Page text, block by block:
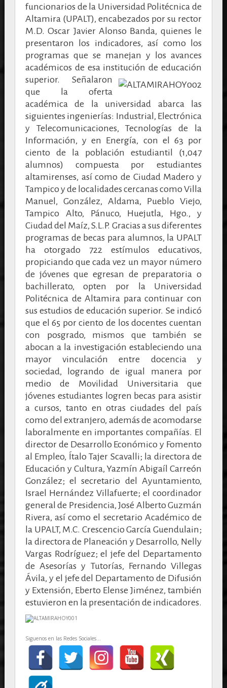
funcionarios de la Universidad Politécnica de
Altamira (UPALT), encabezados por su rector
M.D. Oscar Javier Alonso Banda, quienes le
presentaron los indicadores, así como los
programas que se manejan y los avances
académicos de esa institución de educación
superior.Señalaron
que la oferta
académica de la universidad abarca las
siguientes ingenierías: Industrial, Electrónica
y Telecomunicaciones, Tecnologías de la
Información, y en Energía, con el 63 por
ciento de la población estudiantil (1,047
alumnos) compuesta por estudiantes
altamirenses, así como de Ciudad Madero y
Tampico y de localidades cercanas como Villa
Manuel, González, Aldama, Pueblo Viejo,
Tampico Alto, Pánuco, Huejutla, Hgo., y
Ciudad del Maíz, S.L.P. Gracias a sus diferentes
programas de becas para alumnos, la UPALT
ha otorgado 722 estímulos educativos,
propiciando que cada vez un mayor número
de jóvenes que egresan de preparatoria o
bachillerato, opten por la Universidad
Politécnica de Altamira para continuar con
sus estudios de educación superior. Se indicó
que el 65 por ciento de los docentes cuentan
con posgrado, mismos que también se
abocan a la investigación estableciendo una
mayor vinculación entre docencia y
sociedad, logrando de igual manera por
medio de Movilidad Universitaria que
jóvenes estudiantes logren becas para asistir
a cursos, tanto en otras ciudades del país
como del extranjero, además de acomodarse
laboralmente en importantes compañías. El
director de Desarrollo Económico y Fomento
al Empleo, Ítalo Tajer Scavalli; la directora de
Educación y Cultura, Yazmín Abigaíl Carreón
González; el secretario del Ayuntamiento,
Israel Hernández Villafuerte; el coordinador
general de Presidencia, José Alberto Guzmán
Rivera, así como el secretario Académico de
la UPALT, M.C. Crescencio García Guendulain;
la directora de Planeación y Desarrollo, Nelly
Vargas Rodríguez; el jefe del Departamento
de Asesorías y Tutorías, Fernando Villegas
Ávila, y el jefe del Departamento de Difusión
y Extensión, Eberto Elense Jiménez, también
estuvieron en la presentación de indicadores.
Siguenos en las Redes Sociales...